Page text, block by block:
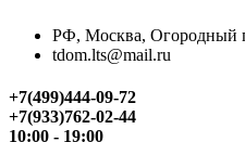
РФ, Москва, Огородный
tdom.lts@mail.ru
+7(499)444-09-72
+7(933)762-02-44
10:00 - 19:00